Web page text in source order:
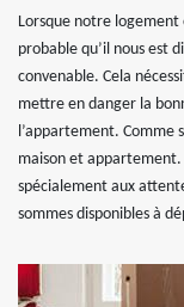
Lorsque notre
probable qu’il nous est
convenable. Cela
mettre en danger la
l’appartement. Comme
maison et appartement.
spécialement aux
sommes disponibles à